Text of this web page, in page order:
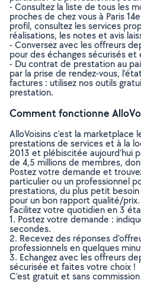
- Consultez la liste de tous les
proches de chez vous à Paris
profil, consultez les services
réalisations, les notes et avis
- Conversez avec les offreurs
pour des échanges sécurisés et
- Du contrat de prestation au
par la prise de rendez-vous,
factures : utilisez nos outils
prestation.
Comment fonctionne
AlloVoisins c’est la marketplace
prestations de services et à la
2013 et plébiscitée aujourd’hui
de 4,5 millions de membres,
Postez votre demande et
particulier ou un professionnel
prestations, du plus petit
pour un bon rapport qualité/prix.
Facilitez votre quotidien en 3
1. Postez votre demande :
secondes.
2. Recevez des réponses
professionnels en quelques
3. Echangez avec les offreurs
sécurisée et faites votre choix !
C’est gratuit et sans